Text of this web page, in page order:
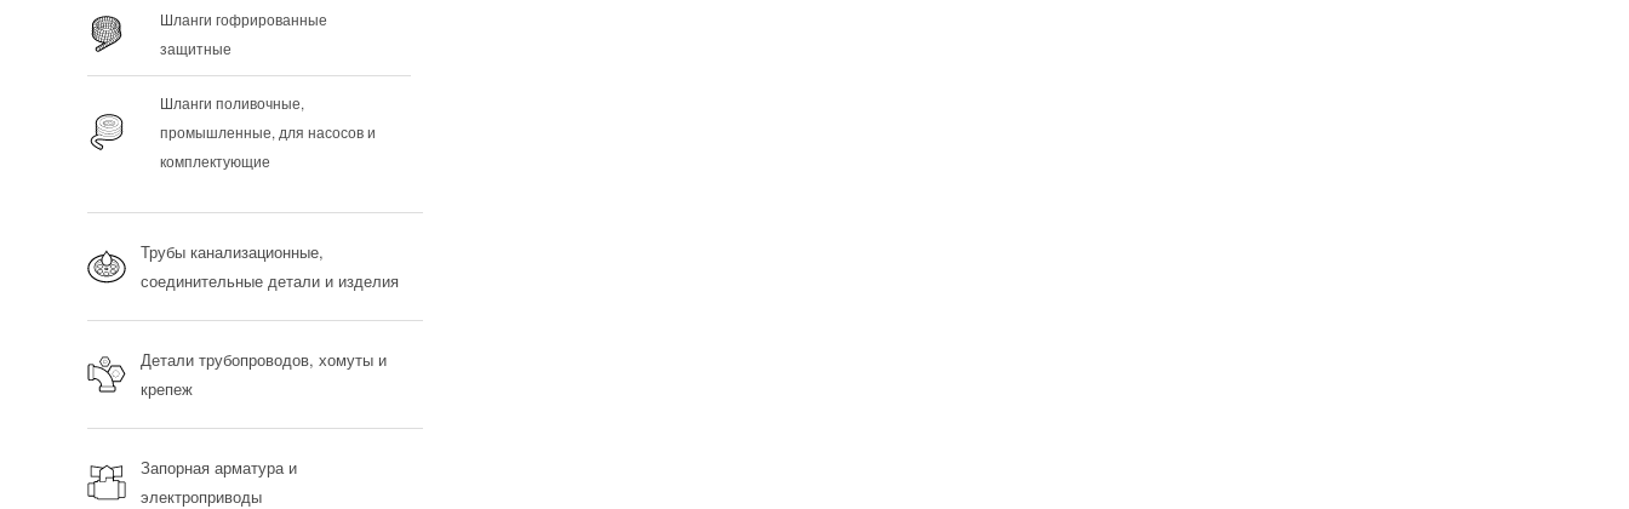
Шланги гофрированные
защитные
Шланги поливочные,
промышленные, для насосов и
комплектующие
Трубы канализационные,
соединительные детали и изделия
Детали трубопроводов, хомуты и
крепеж
Запорная арматура и
электроприводы